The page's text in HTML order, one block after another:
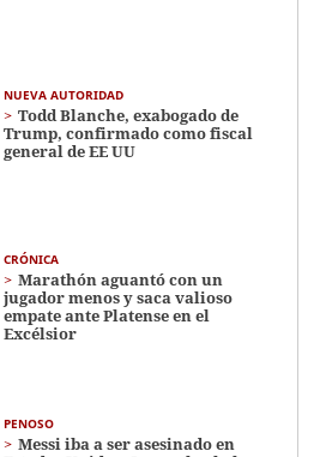
NUEVA AUTORIDAD
Todd Blanche, exabogado de
Trump, confirmado como fiscal
general de EE UU
CRÓNICA
Marathón aguantó con un
jugador menos y saca valioso
empate ante Platense en el
Excélsior
PENOSO
Messi iba a ser asesinado en